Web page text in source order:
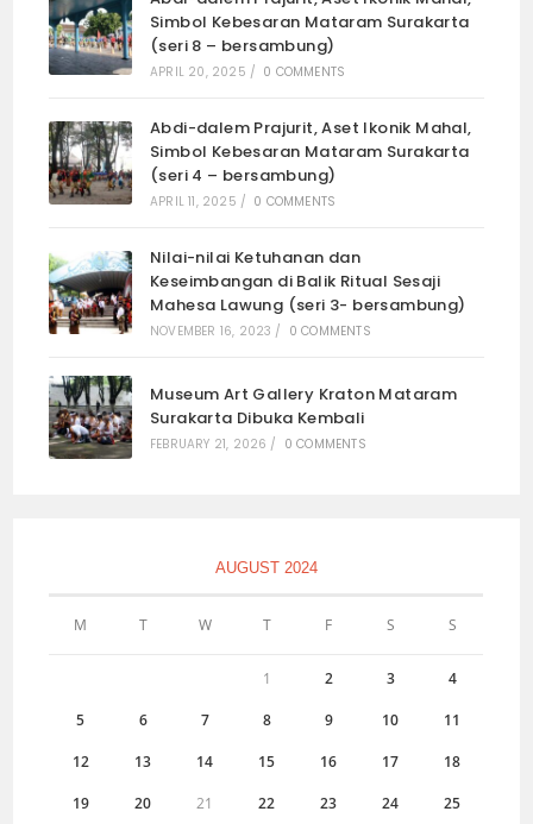
Simbol Kebesaran Mataram Surakarta
(seri 8 – bersambung)
APRIL 20, 2025 / 0 COMMENTS
Abdi-dalem Prajurit, Aset Ikonik Mahal,
Simbol Kebesaran Mataram Surakarta
(seri 4 – bersambung)
APRIL 11, 2025 / 0 COMMENTS
Nilai-nilai Ketuhanan dan
Keseimbangan di Balik Ritual Sesaji
Mahesa Lawung (seri 3- bersambung)
NOVEMBER 16, 2023 / 0 COMMENTS
Museum Art Gallery Kraton Mataram
Surakarta Dibuka Kembali
FEBRUARY 21, 2026 / 0 COMMENTS
AUGUST 2024
M T W T F S S
1 2 3 4
5 6 7 8 9 10 11
12 13 14 15 16 17 18
19 20 21 22 23 24 25